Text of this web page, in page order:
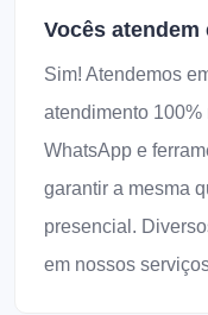
Vocês atendem
Sim! Atendemos
atendimento 100%
WhatsApp e
garantir a mesma
presencial.
em nossos